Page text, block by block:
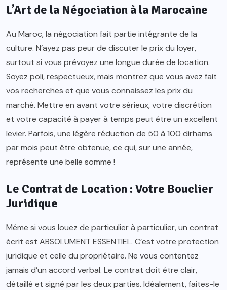
L’Art de la Négociation à la Marocaine
Au Maroc, la négociation fait partie intégrante de la
culture. N’ayez pas peur de discuter le prix du loyer,
surtout si vous prévoyez une longue durée de location.
Soyez poli, respectueux, mais montrez que vous avez fait
vos recherches et que vous connaissez les prix du
marché. Mettre en avant votre sérieux, votre discrétion
et votre capacité à payer à temps peut être un excellent
levier. Parfois, une légère réduction de 50 à 100 dirhams
par mois peut être obtenue, ce qui, sur une année,
représente une belle somme !
Le Contrat de Location : Votre Bouclier
Juridique
Même si vous louez de particulier à particulier, un contrat
écrit est ABSOLUMENT ESSENTIEL. C’est votre protection
juridique et celle du propriétaire. Ne vous contentez
jamais d’un accord verbal. Le contrat doit être clair,
détaillé et signé par les deux parties. Idéalement, faites-le